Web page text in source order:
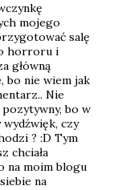
mojego
salę
horroru i
główną
bo nie wiem jak
Nie
pozytywny, bo w
wydźwięk, czy
? :D Tym
chciała
na moim blogu
na